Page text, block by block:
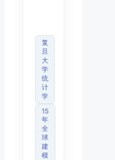
复
旦
大
学
统
计
学
15
年
全
球
建
模